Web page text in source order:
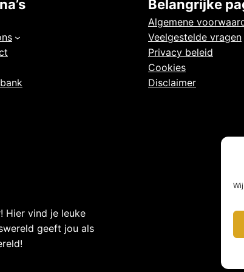
Belangrijke
Algemene
Veelgestelde vragen
Privacy beleid
Cookies
Disclaimer
Hier vind je leuke
geeft jou als